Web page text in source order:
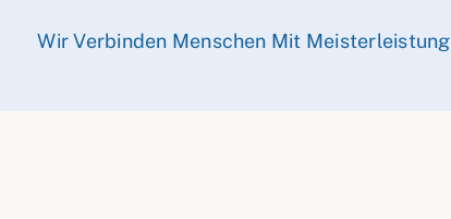
Wir Verbinden Menschen Mit Meisterleistung